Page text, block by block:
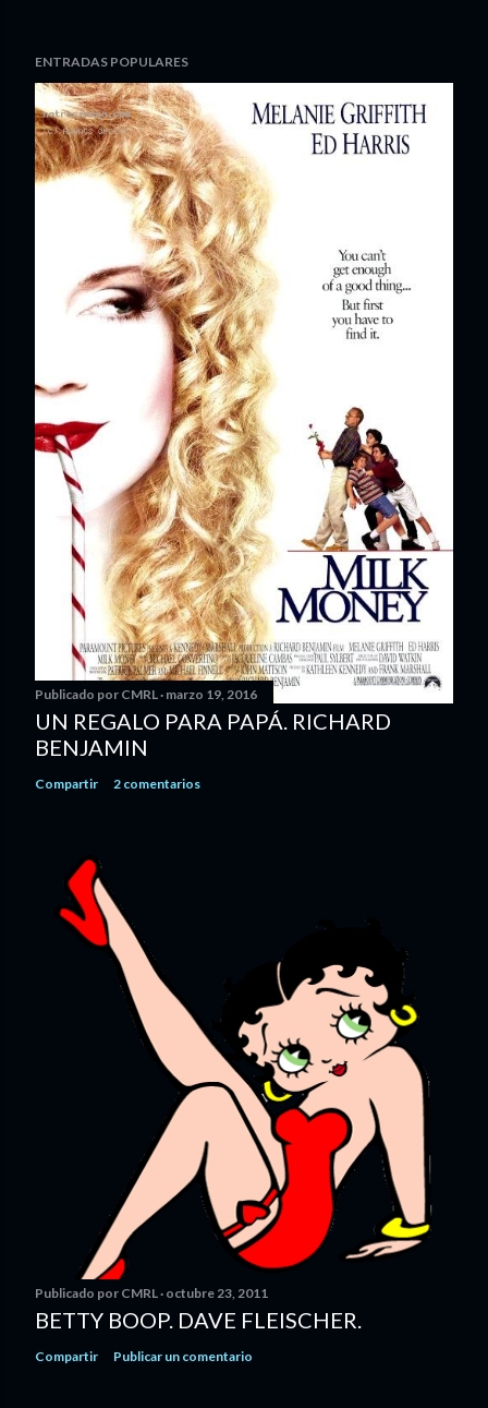
ENTRADAS POPULARES
Publicado por CMRL marzo 19, 2016
UN REGALO PARA PAPÁ. RICHARD
BENJAMIN
Compartir 2 comentarios
Publicado por CMRL octubre 23, 2011
BETTY BOOP. DAVE FLEISCHER.
Compartir Publicar un comentario